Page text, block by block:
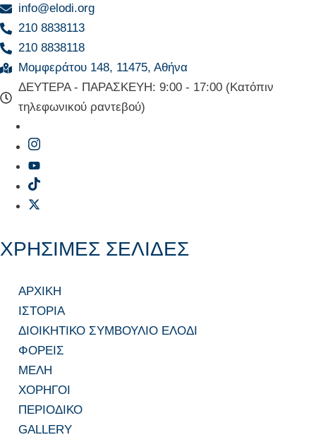
info@elodi.org
210 8838113
210 8838118
Μομφεράτου 148, 11475, Αθήνα
ΔΕΥΤΕΡΑ - ΠΑΡΑΣΚΕΥΗ: 9:00 - 17:00 (Κατόπιν
τηλεφωνικού ραντεβού)
ΧΡΗΣΙΜΕΣ ΣΕΛΙΔΕΣ
ΑΡΧΙΚΗ
ΙΣΤΟΡΙΑ
ΔΙΟΙΚΗΤΙΚΟ ΣΥΜΒΟΥΛΙΟ ΕΛΟΔΙ
ΦΟΡΕΙΣ
ΜΕΛΗ
ΧΟΡΗΓΟΙ
ΠΕΡΙΟΔΙΚΟ
GALLERY